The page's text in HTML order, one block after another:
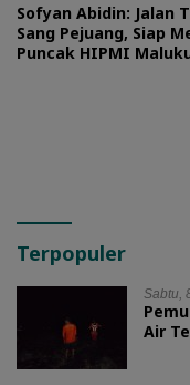
Sofyan Abidin: Jalan
Sang Pejuang, Siap
Puncak HIPMI
Terpopuler
Sabtu,
Air